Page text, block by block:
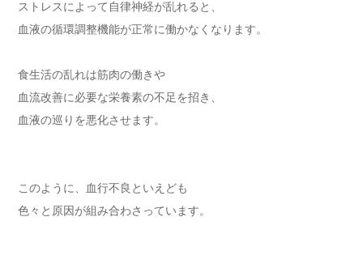
ストレスによって自律神経が乱れると、
血液の循環調整機能が正常に働かなくなります。
食生活の乱れは筋肉の働きや
血流改善に必要な栄養素の不足を招き、
血液の巡りを悪化させます。
このように、血行不良といえども
色々と原因が組み合わさっています。